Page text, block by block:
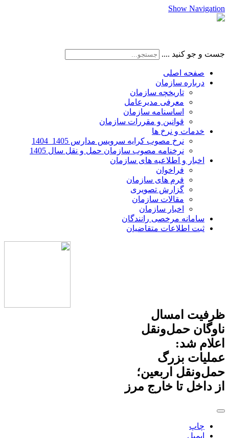
Show Navigation
جست و جو کنید ....
صفحه اصلی
درباره سازمان
تاریخچه سازمان
معرفی مدیرعامل
اساسنامه سازمان
قوانین و مقررات سازمان
خدمات و نرخ ها
نرخ مصوب کرایه سرویس مدارس 1405_1404
نرخنامه مصوب سازمان حمل و نقل سال 1405
اخبار و اطلاعیه های سازمان
فراخوان
فرم های سازمان
گزارش تصویری
مقالات سازمان
اخبار سازمان
سامانه مرخصی رانندگان
ثبت اطلاعات متقاضیان
ظرفیت امسال
ناوگان حمل‌ونقل
اعلام شد:
عملیات بزرگ
حمل‌ونقل اربعین؛
از داخل تا خارج مرز
چاپ
ایمیل